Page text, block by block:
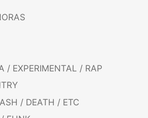
/ EXPERIMENTAL / RAP
/ DEATH / ETC